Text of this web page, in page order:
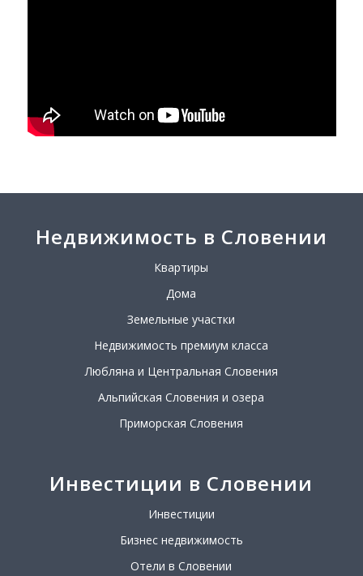
Недвижимость в Словении
Квартиры
Дома
Земельные участки
Недвижимость премиум класса
Любляна и Центральная Словения
Альпийская Словения и озера
Приморская Словения
Инвестиции в Словении
Инвестиции
Бизнес недвижимость
Отели в Словении